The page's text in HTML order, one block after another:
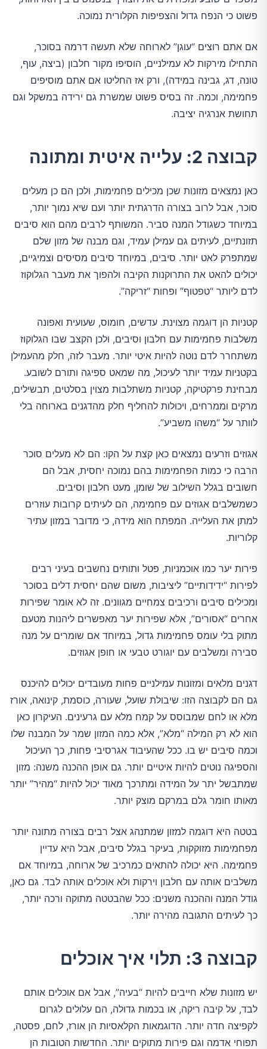
פשוט כי הנפח גדול והצפיפות הקלורית נמוכה.
אם אתם רוצים “עוגן” לארוחה שלא תעשה דרמה בסוכר,
התחילו מירקות לא עמילניים, הוסיפו מקור חלבון (ביצה, עוף,
טונה, דג, גבינה במידה), ורק אז החליטו אם אתם מוסיפים
פחמימה, וכמה. זה בסיס פשוט שמשרת גם ירידה במשקל וגם
תחושת אנרגיה יציבה.
קבוצה 2: עלייה איטית ומתונה
כאן נמצאים מזונות שכן מכילים פחמימות, ולכן הם כן מעלים
סוכר, אבל לרוב בצורה הדרגתית יותר ועם שיא נמוך יותר,
במיוחד כשגודל המנה סביר. המשותף לרבים מהם הוא סיבים
תזונתיים, לעיתים גם עמילן עמיד, וגם מבנה של מזון שלם
שמתפרק לאט יותר. סיבים, במיוחד סיבים מסיסים וצמיגיים,
יכולים להאט את התרוקנות הקיבה ולהפוך את מעבר הגלוקוז
לדם ליותר “טפטוף” ופחות “זריקה”.
קטניות הן דוגמה מצוינת. עדשים, חומוס, שעועית ואפונה
משלבות פחמימות עם חלבון וסיבים, ולכן הקצב שבו הגלוקוז
משתחרר לדם נוטה להיות איטי יותר. מעבר לזה, חלק מהעמילן
בקטניות עמיד יותר לעיכול, מה שמאט ספיגה ותורם לשובע.
מבחינת פרקטיקה, קטניות משתלבות מצוין בסלטים, תבשילים,
מרקים וממרחים, ויכולות להחליף חלק מהדגנים בארוחה בלי
לוותר על “משהו משביע”.
אגוזים וזרעים נמצאים כאן קצת על הקו: הם לא מעלים סוכר
הרבה כי כמות הפחמימות בהם נמוכה יחסית, אבל הם
חשובים בגלל השילוב של שומן, מעט חלבון וסיבים.
כשמשלבים אגוזים עם פחמימה, הם לעיתים קרובות עוזרים
למתן את העלייה. המפתח הוא מידה, כי מדובר במזון עתיר
קלוריות.
פירות יער כמו אוכמניות, פטל ותותים נחשבים בעיני רבים
לפירות “ידידותיים” ליציבות, משום שהם יחסית דלים בסוכר
ומכילים סיבים ורכיבים צמחיים מגוונים. זה לא אומר שפירות
אחרים “אסורים”, אלא שפירות יער מאפשרים ליהנות מטעם
מתוק בלי עומס פחמימות גדול, במיוחד אם שומרים על מנה
סבירה ומשלבים עם יוגורט טבעי או חופן אגוזים.
דגנים מלאים ומזונות עמילניים פחות מעובדים יכולים להיכנס
גם הם לקבוצה הזו: שיבולת שועל, שעורה, כוסמת, קינואה, אורז
מלא או לחם שמבוסס על קמח מלא עם גרעינים. העיקרון כאן
הוא לא רק המילה “מלא”, אלא כמה המזון שמר על המבנה שלו
וכמה סיבים יש בו. ככל שהעיבוד אגרסיבי פחות, כך העיכול
והספיגה נוטים להיות איטיים יותר. גם אופן ההכנה משנה: מזון
שמתבשל יתר על המידה ומתרכך מאוד יכול להיות “מהיר” יותר
מאותו חומר גלם במרקם מוצק יותר.
בטטה היא דוגמה למזון שמתנהג אצל רבים בצורה מתונה יותר
מפחמימות מזוקקות, בעיקר בגלל סיבים, אבל היא עדיין
פחמימה. היא יכולה להתאים כמרכיב של ארוחה, במיוחד אם
משלבים אותה עם חלבון וירקות ולא אוכלים אותה לבד. גם כאן,
גודל המנה וההכנה משנים: ככל שהבטטה מתוקה ורכה יותר,
כך לעיתים התגובה מהירה יותר.
קבוצה 3: תלוי איך אוכלים
יש מזונות שלא חייבים להיות “בעיה”, אבל אם אוכלים אותם
לבד, על קיבה ריקה, או בכמות גדולה, הם עלולים לגרום
לקפיצה חדה יותר. הדוגמאות הקלאסיות הן אורז, לחם, פסטה,
תפוחי אדמה וגם פירות מתוקים יותר. החדשות הטובות הן